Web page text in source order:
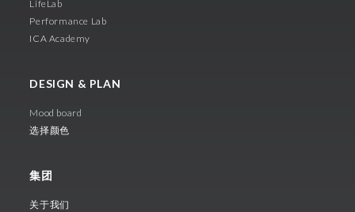
LifeLab
Performance Lab
ICA Academy
DESIGN & PLAN
Mood board
选择颜色
集团
关于我们